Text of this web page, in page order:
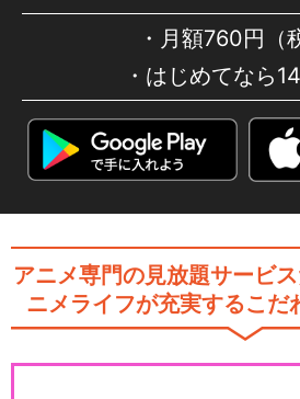
タイ
ダマン
タイム
月額760円（
はじめてなら
アニメ専門の見放題サービス
ニメライフが充実するこだ